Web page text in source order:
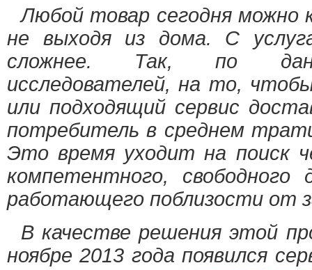
Любой товар сегодня
не выходя из дома. С
сложнее. Так, по
исследователей, на то,
или подходящий сервис
потребитель в среднем
Это время уходит на поиск
компетентного, свободного
работающего поблизости от
В качестве решения этой
ноябре 2013 года появился